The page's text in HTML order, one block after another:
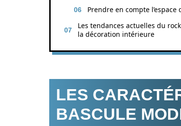
Prendre en compte
Les tendances actuelles du
la décoration intérieure
LES
BASCULE